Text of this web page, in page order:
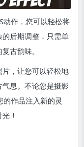
动作，您可以轻松将
后期调整，只需单
古韵味。
，让您可以轻松地
息。不论您是摄影
作品注入新的灵
！